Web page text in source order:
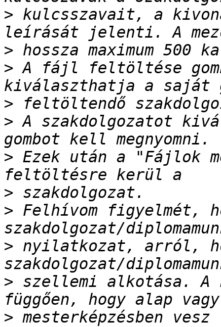
> kulcsszavait, a
>
> A fájl feltöltése
>
> A szakdolgozatot
> Ezek után a "Fájlok
>
> Felhívom figyelmét,
> nyilatkozat, arról,
> szellemi alkotása.
> mesterképzésben